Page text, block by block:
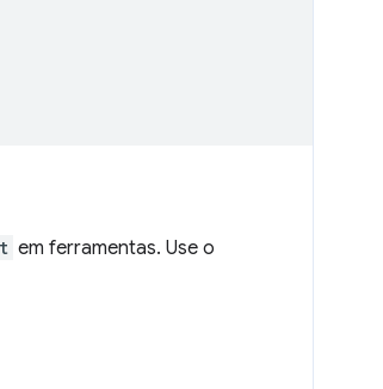
em ferramentas. Use o